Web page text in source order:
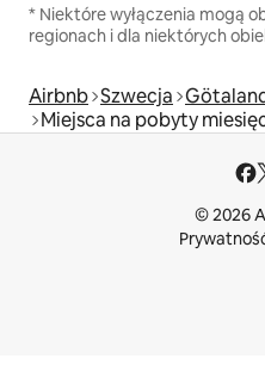
* Niektóre wyłączenia mogą
regionach i dla niektórych
Airbnb Szwecja
Miejsca na pobyty
© 2026